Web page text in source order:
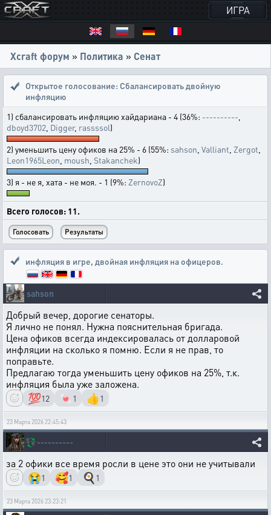
ИГРА
Xcraft форум » Политика » Сенат
Открытое голосование: Сбалансировать двойную
инфляцию
1) сбалансировать инфляцию хайдариана - 4 (36%: ----------
dboyd3702 Digger, rassssol)
2) уменьшить цену офиков на 25% - 6 (55%: sahson Valliant Zergot
Leon1965Leon moush Stakanchek)
3) я - не я, хата - не моя. - 1 (9%: ZernovoZ)
Всего голосов: 11.
инфляция в игре, двойная инфляция на офицеров.
sahson
Добрый вечер, дорогие сенаторы.
Я лично не понял. Нужна пояснительная бригада.
Цена офиков всегда индексировалась от долларовой
инфляции на сколько я помню. Если я не прав, то
поправьте.
Предлагаю тогда уменьшить цену офиков на 25%, т.к.
инфляция была уже заложена.
💯12 🍬 1 👍1
23 Марта 2026 22:45:43
💱 ----------
за 2 офики все время росли в цене это они не учитывали
😭1 🥰1 🍳 1
23 Марта 2026 23:23:21